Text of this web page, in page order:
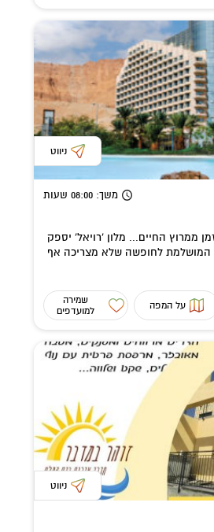
ניווט
משך: 08:00 שעות
ממרוץ החיים... מלון 'רויאל' יספק
לחופשה שלא מצריכה אף
על המפה
שמירה
למועדפים
ניווט